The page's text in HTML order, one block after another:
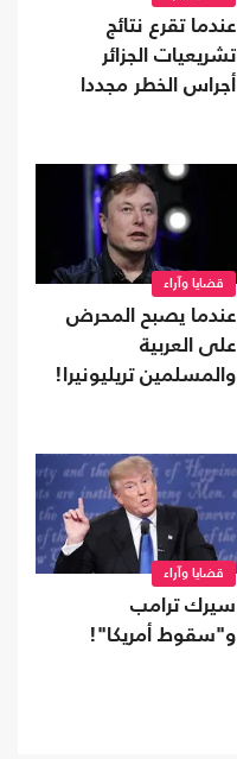
عندما تقرع نتائج
تشريعيات الجزائر
أجراس الخطر مجددا
قضايا وآراء
عندما يصبح المحرض
على العربية
والمسلمين تريليونيرا!
قضايا وآراء
سيرك ترامب
و"سقوط أمريكا"!